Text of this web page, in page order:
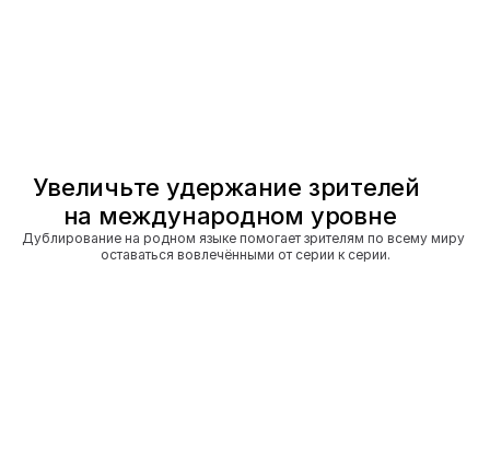
Увеличьте удержание зрителей
на международном уровне
Дублирование на родном языке помогает зрителям по всему миру
оставаться вовлечёнными от серии к серии.